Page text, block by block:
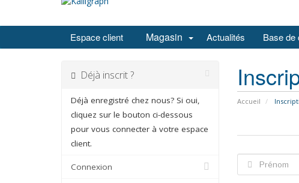
Espace client Magasin Actualités Base de
Accueil
Déjà inscrit ?
Déjà enregistré chez nous? Si oui,
cliquez sur le bouton ci-dessous
pour vous connecter à votre espace
client.
Connexion